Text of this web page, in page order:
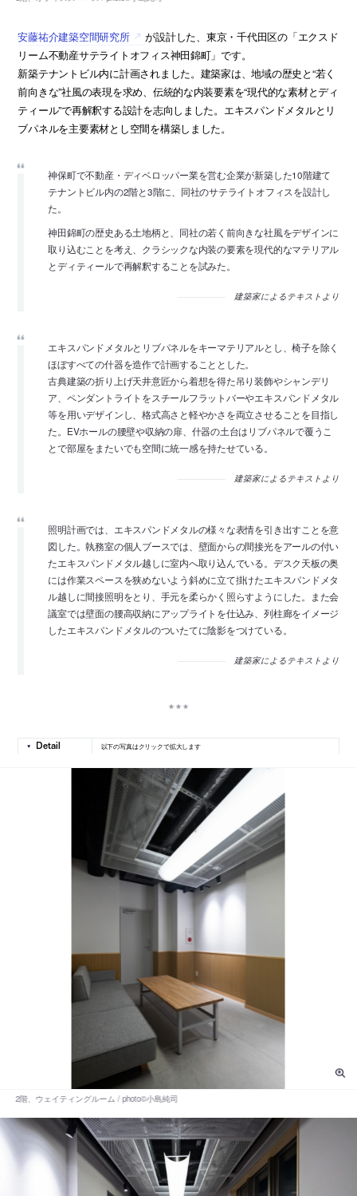
安藤祐介建築空間研究所
が設計した、東京・千代田区の「エクスド
リーム不動産サテライトオフィス神田錦町」です。
新築テナントビル内に計画されました。建築家は、地域の歴史と“若く
前向きな”社風の表現を求め、伝統的な内装要素を“現代的な素材とディ
ティール”で再解釈する設計を志向しました。エキスパンドメタルとリ
ブパネルを主要素材とし空間を構築しました。
神保町で不動産・ディベロッパー業を営む企業が新築した10階建て
テナントビル内の2階と3階に、同社のサテライトオフィスを設計し
た。
神田錦町の歴史ある土地柄と、同社の若く前向きな社風をデザインに
取り込むことを考え、クラシックな内装の要素を現代的なマテリアル
とディティールで再解釈することを試みた。
建築家によるテキストより
エキスパンドメタルとリブパネルをキーマテリアルとし、椅子を除く
ほぼすべての什器を造作で計画することとした。
古典建築の折り上げ天井意匠から着想を得た吊り装飾やシャンデリ
ア、ペンダントライトをスチールフラットバーやエキスパンドメタル
等を用いデザインし、格式高さと軽やかさを両立させることを目指し
た。EVホールの腰壁や収納の扉、什器の土台はリブパネルで覆うこ
とで部屋をまたいでも空間に統一感を持たせている。
建築家によるテキストより
照明計画では、エキスパンドメタルの様々な表情を引き出すことを意
図した。執務室の個人ブースでは、壁面からの間接光をアールの付い
たエキスパンドメタル越しに室内へ取り込んでいる。デスク天板の奥
には作業スペースを狭めないよう斜めに立て掛けたエキスパンドメタ
ル越しに間接照明をとり、手元を柔らかく照らすようにした。また会
議室では壁面の腰高収納にアップライトを仕込み、列柱廊をイメージ
したエキスパンドメタルのついたてに陰影をつけている。
建築家によるテキストより
以下の写真はクリックで拡大します